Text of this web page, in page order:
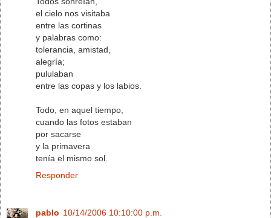
el cielo nos visitaba
entre las cortinas
y palabras como:
tolerancia, amistad,
alegría;
pululaban
entre las copas y los labios.
Todo, en aquel tiempo,
cuando las fotos estaban
por sacarse
y la primavera
tenía el mismo sol.
Responder
pablo 10/14/2006 10:10:00 p.m.